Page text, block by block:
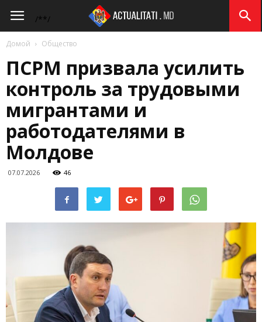
/**/
Actualitati.md
Домой Общество
ПСРМ призвала усилить
контроль за трудовыми
мигрантами и
работодателями в
Молдове
07.07.2026 46